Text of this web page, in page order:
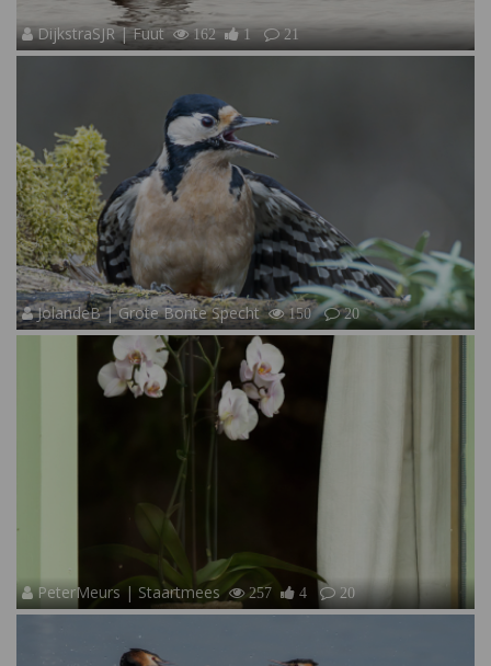
DijkstraSJR | Fuut 162 1 21
JolandeB | Grote Bonte Specht 150 20
PeterMeurs | Staartmees 257 4 20